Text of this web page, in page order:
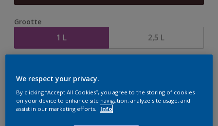
Grootte
1 L 2,5 L
We respect your privacy.
By clicking “Accept All Cookies”, you agree to the storing of cookies
on your device to enhance site navigation, analyze site usage, and
assist in our marketing efforts.
Info